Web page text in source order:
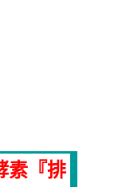
素『排